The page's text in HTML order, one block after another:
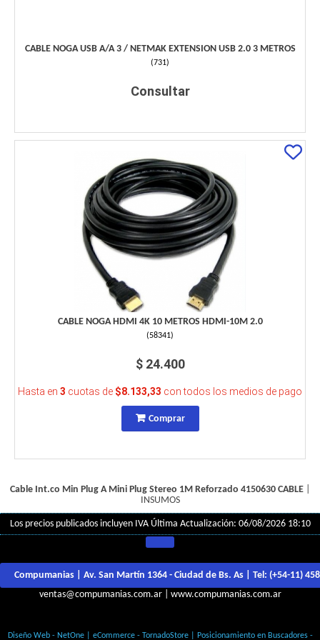
CABLE NOGA USB A/A 3 / NETMAK EXTENSION USB 2.0 3 METROS
(731)
Consultar
CABLE NOGA HDMI 4K 10 METROS HDMI-10M 2.0
(58341)
$ 24.400
Hasta en 3 cuotas de $8.133,33 con todos los medios de pago
Comprar
Cable Int.co Min Plug A Mini Plug Stereo 1M Reforzado 4150630 CABLE
INSUMOS
Los precios publicados incluyen IVA Última Actualización: 06/08/2026 18:10
Compumanias | Av. San Martín 1364 - Ciudad de Bs. As | Tel: (+54-11)
ventas@compumanias.com.ar| www.compumanias.com.ar
Diseño Web - NetOne| eCommerce - TornadoStore| Posicionamiento en Buscadores -